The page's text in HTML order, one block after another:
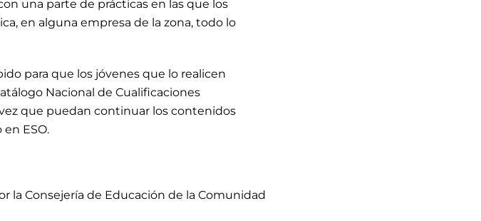
una parte de prácticas en las que los
en alguna empresa de la zona, todo lo
para que los jóvenes que lo realicen
Nacional de Cualificaciones
que puedan continuar los contenidos
ESO.
la Consejería de Educación de la Comunidad